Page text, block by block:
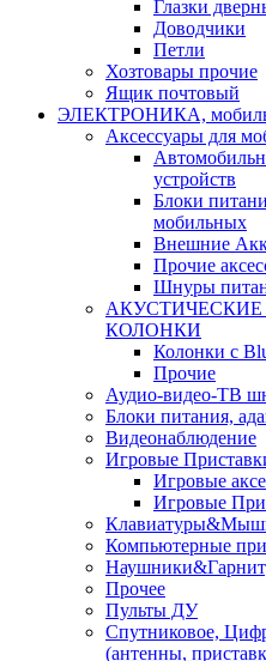
Глазки
Доводчики
Петли
Хозтовары прочие
Ящик почтовый
ЭЛЕКТРОНИКА,
Аксессуары для
устройств
Блоки
мобильных
Внешние
Прочие
Шнуры
КОЛОНКИ
Колонки с
Прочие
Аудио-видео-ТВ
Блоки питания,
Видеонаблюдение
Игровые
Игровые
Игровые
Компьютерные
Прочее
Пульты ДУ
Спутниковое,
(антенны,